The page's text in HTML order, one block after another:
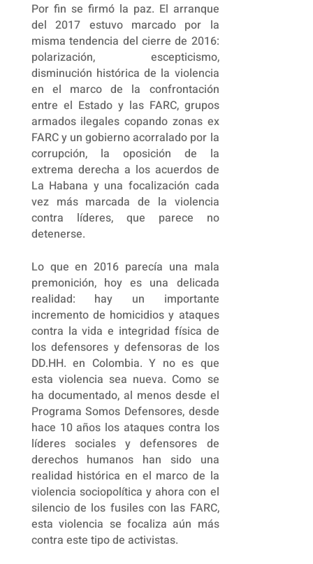
Por fin se firmó la paz. El arranque
del 2017 estuvo marcado por la
misma tendencia del cierre de 2016:
polarización, escepticismo,
disminución histórica de la violencia
en el marco de la confrontación
entre el Estado y las FARC, grupos
armados ilegales copando zonas ex
FARC y un gobierno acorralado por la
corrupción, la oposición de la
extrema derecha a los acuerdos de
La Habana y una focalización cada
vez más marcada de la violencia
contra líderes, que parece no
detenerse.
Lo que en 2016 parecía una mala
premonición, hoy es una delicada
realidad: hay un importante
incremento de homicidios y ataques
contra la vida e integridad física de
los defensores y defensoras de los
DD.HH. en Colombia. Y no es que
esta violencia sea nueva. Como se
ha documentado, al menos desde el
Programa Somos Defensores, desde
hace 10 años los ataques contra los
líderes sociales y defensores de
derechos humanos han sido una
realidad histórica en el marco de la
violencia sociopolítica y ahora con el
silencio de los fusiles con las FARC,
esta violencia se focaliza aún más
contra este tipo de activistas.